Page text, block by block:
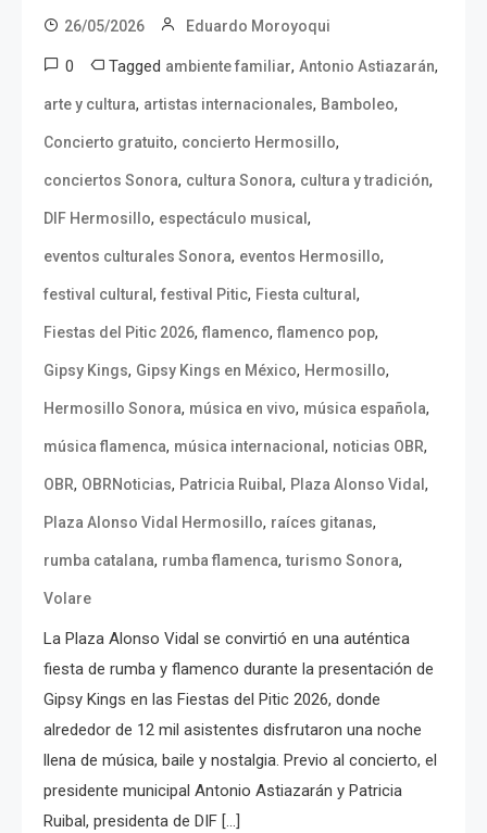
26/05/2026 Eduardo Moroyoqui
0 Tagged ambiente familiar, Antonio Astiazarán,
arte y cultura, artistas internacionales, Bamboleo,
Concierto gratuito, concierto Hermosillo,
conciertos Sonora, cultura Sonora, cultura y tradición,
DIF Hermosillo, espectáculo musical ,
eventos culturales Sonora, eventos Hermosillo,
festival cultural , festival Pitic, Fiesta cultural ,
Fiestas del Pitic 2026, flamenco, flamenco pop,
Gipsy Kings, Gipsy Kings en México, Hermosillo,
Hermosillo Sonora, música en vivo, música española,
música flamenca, música internacional , noticias OBR,
OBR, OBRNoticias, Patricia Ruibal , Plaza Alonso Vidal ,
Plaza Alonso Vidal Hermosillo, raíces gitanas,
rumba catalana, rumba flamenca,turismo Sonora,
Volare
La Plaza Alonso Vidal se convirtió en una auténtica
fiesta de rumba y flamenco durante la presentación de
Gipsy Kings en las Fiestas del Pitic 2026, donde
alrededor de 12 mil asistentes disfrutaron una noche
llena de música, baile y nostalgia. Previo al concierto, el
presidente municipal Antonio Astiazarán y Patricia
Ruibal, presidenta de DIF […]